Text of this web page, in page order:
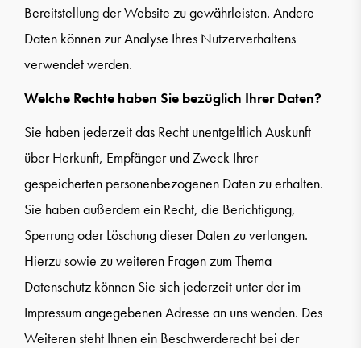
Bereitstellung der Website zu gewährleisten. Andere
Daten können zur Analyse Ihres Nutzerverhaltens
verwendet werden.
Welche Rechte haben Sie bezüglich Ihrer Daten?
Sie haben jederzeit das Recht unentgeltlich Auskunft
über Herkunft, Empfänger und Zweck Ihrer
gespeicherten personenbezogenen Daten zu erhalten.
Sie haben außerdem ein Recht, die Berichtigung,
Sperrung oder Löschung dieser Daten zu verlangen.
Hierzu sowie zu weiteren Fragen zum Thema
Datenschutz können Sie sich jederzeit unter der im
Impressum angegebenen Adresse an uns wenden. Des
Weiteren steht Ihnen ein Beschwerderecht bei der